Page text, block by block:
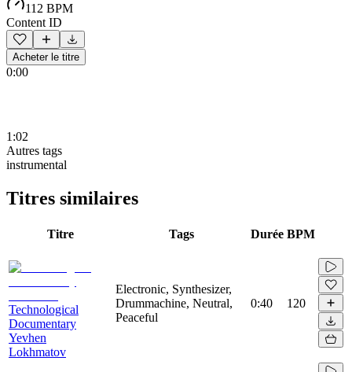
112 BPM
Content ID
Acheter le titre
0:00
1:02
Autres tags
instrumental
Titres similaires
Titre Tags Durée BPM
Technological
Documentary
Yevhen
Lokhmatov
Electronic, Synthesizer,
Drummachine, Neutral,
Peaceful
0:40 120